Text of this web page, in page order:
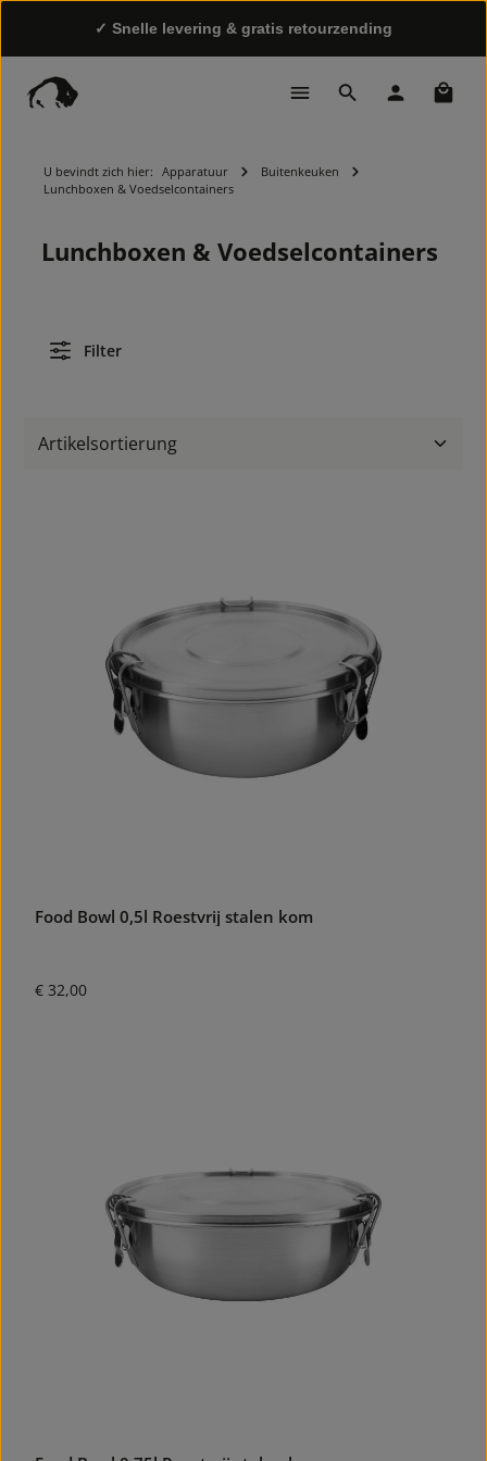
✓ Snelle levering & gratis retourzending
toeleveringsketen
U bevindt zich hier: Apparatuur
Buitenkeuken
Lunchboxen & Voedselcontainers
Lunchboxen & Voedselcontainers
Filter
Food Bowl 0,5l Roestvrij stalen kom
Normale prijs:
€ 32,00